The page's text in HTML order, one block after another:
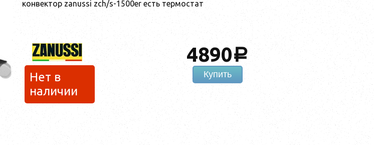
конвектор zanussi zch/s-1500er есть термостат
4890a
Купить
Нет в
наличии